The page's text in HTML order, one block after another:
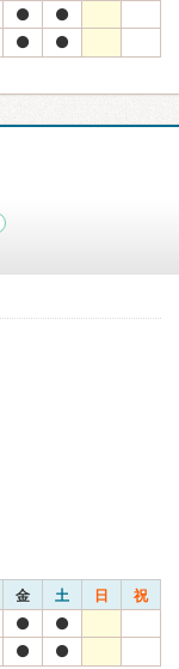
金 土 日 祝